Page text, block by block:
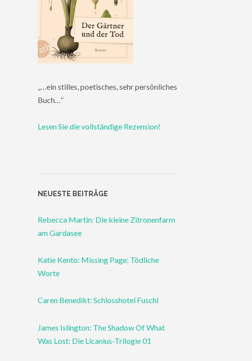
„…ein stilles, poetisches, sehr persönliches
Buch…“
Lesen Sie die vollständige Rezension!
NEUESTE BEITRÄGE
Rebecca Martin: Die kleine Zitronenfarm
am Gardasee
Katie Kento: Missing Page: Tödliche
Worte
Caren Benedikt: Schlosshotel Fuschl
James Islington: The Shadow Of What
Was Lost: Die Licanius-Trilogie 01